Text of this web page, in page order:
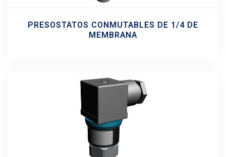
PRESOSTATOS CONMUTABLES DE 1/4 DE
MEMBRANA